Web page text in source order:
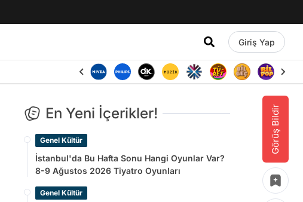
Giriş Yap
Görüş Bildir
En Yeni İçerikler!
Genel Kültür
İstanbul'da Bu Hafta Sonu Hangi Oyunlar Var?
8-9 Ağustos 2026 Tiyatro Oyunları
Genel Kültür